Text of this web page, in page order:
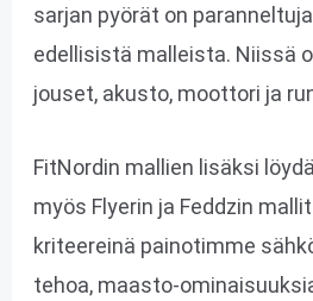
sarjan pyörät on
edellisistä malleista. Niissä
jouset, akusto, moottori ja
FitNordin mallien lisäksi
myös Flyerin ja Feddzin
kriteereinä painotimme
tehoa, maasto-